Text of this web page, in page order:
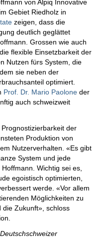
von Alpiq Innovative
Gebiet Riedholz in
zeigen, dass die
deutlich geglättet
Grossen wie auch
flexible Einsetzbarkeit der
Nutzen fürs System, die
sie neben der
optimiert.
Prof. Dr. Mario Paoloneder
auch schweizweit
der
Produktion von
Nutzerverhalten. «Es gibt
System und jede
Wichtig sei es,
egoistisch optimierten,
werde. «Vor allem
Möglichkeiten zu
die Zukunft», schloss